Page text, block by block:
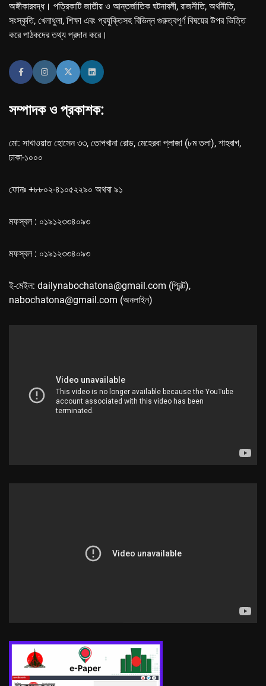
অঙ্গীকারবদ্ধ। পত্রিকাটি জাতীয় ও আন্তর্জাতিক ঘটনাবলী, রাজনীতি, অর্থনীতি,
সংস্কৃতি, খেলাধুলা, শিক্ষা এবং প্রযুক্তিসহ বিভিন্ন গুরুত্বপূর্ণ বিষয়ের উপর ভিত্তি
করে পাঠকদের তথ্য প্রদান করে।
সম্পাদক ও প্রকাশক:
মো: সাখাওয়াত হোসেন ৩৩, তোপখানা রোড, মেহেরবা প্লাজা (৮ম তলা), শাহবাগ,
ঢাকা-১০০০
ফোনঃ +৮৮০২-৪১০৫২২৯০ অথবা ৯১
মফস্বল : ০১৯১২৩৩৪০৯৩
মফস্বল : ০১৯১২৩৩৪০৯৩
ই-মেইল: dailynabochatona@gmail.com (প্রিন্ট),
nabochatona@gmail.com (অনলাইন)